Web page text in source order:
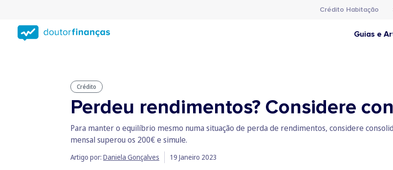
conteúdo
principal
Crédito Habitação
Guias e
Crédito
Perdeu rendimentos? Considere
Para manter o equilíbrio mesmo numa situação de perda de rendimentos, considere
mensal superou os 200€ e simule.
Artigo por: Daniela Gonçalves 19 Janeiro 2023